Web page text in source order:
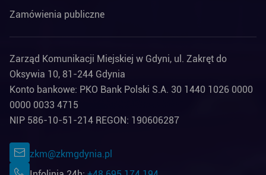
Zamówienia publiczne
Zarząd Komunikacji Miejskiej w Gdyni, ul. Zakręt do
Oksywia 10, 81-244 Gdynia
Konto bankowe: PKO Bank Polski S.A. 30 1440 1026 0000
0000 0033 4715
NIP 586-10-51-214 REGON: 190606287
zkm@zkmgdynia.pl